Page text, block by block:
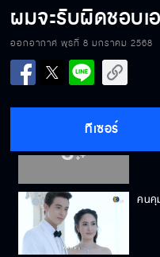
ผมจะรับผิดชอบเ
ออกอากาศ พุธที่ 8 มกราคม 2568
ทีเซอร์
คนคุ